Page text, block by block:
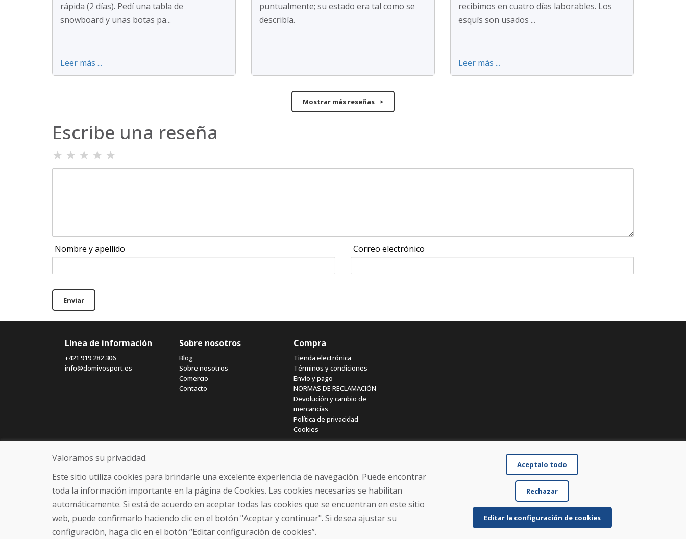
rápida (2 días). Pedí una tabla de
snowboard y unas botas pa...
Leer más ...
puntualmente; su estado era tal como se
describía.
recibimos en cuatro días laborables. Los
esquís son usados ...
Leer más ...
Mostrar más reseñas >
Escribe una reseña
★ ★ ★ ★ ★
Nombre y apellido Correo electrónico
Enviar
Línea de información
+421 919 282 306
info@domivosport.es
Sobre nosotros
Blog
Sobre nosotros
Comercio
Contacto
Compra
Tienda electrónica
Términos y condiciones
Envío y pago
NORMAS DE RECLAMACIÓN
Devolución y cambio de
mercancías
Política de privacidad
Cookies
© DOMIVOSPORT 2026, reservados todos los derechos
DUFEKSOFT creación de tienda electrónica
Valoramos su privacidad.
Este sitio utiliza cookies para brindarle una excelente experiencia de navegación. Puede encontrar
toda la información importante en la página de Cookies. Las cookies necesarias se habilitan
automáticamente. Si está de acuerdo en aceptar todas las cookies que se encuentran en este sitio
web, puede confirmarlo haciendo clic en el botón "Aceptar y continuar". Si desea ajustar su
configuración, haga clic en el botón “Editar configuración de cookies”.
Aceptalo todo
Rechazar
Editar la configuración de cookies